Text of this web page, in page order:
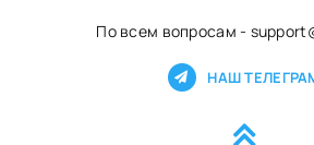
По всем вопросам -
НАШ